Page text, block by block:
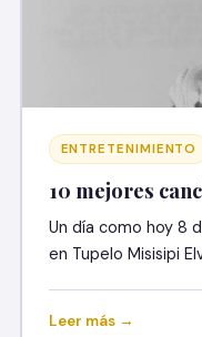
ENTRETENIMIENTO
10 mejores
Un día como hoy 8
en Tupelo Misisipi
Leer más →